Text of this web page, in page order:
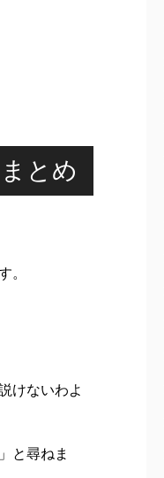
とめ
。
けないわよ
と尋ねま